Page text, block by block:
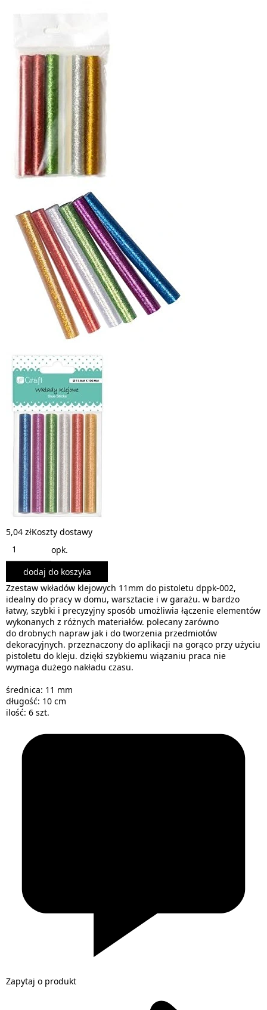
5,04 złKoszty dostawy
opk.
dodaj do koszyka
Zzestaw wkładów klejowych 11mm do pistoletu dppk-002,
idealny do pracy w domu, warsztacie i w garażu. w bardzo
łatwy, szybki i precyzyjny sposób umożliwia łączenie elementów
wykonanych z różnych materiałów. polecany zarówno
do drobnych napraw jak i do tworzenia przedmiotów
dekoracyjnych. przeznaczony do aplikacji na gorąco przy użyciu
pistoletu do kleju. dzięki szybkiemu wiązaniu praca nie
wymaga dużego nakładu czasu.
średnica: 11 mm
długość: 10 cm
ilość: 6 szt.
Zapytaj o produkt